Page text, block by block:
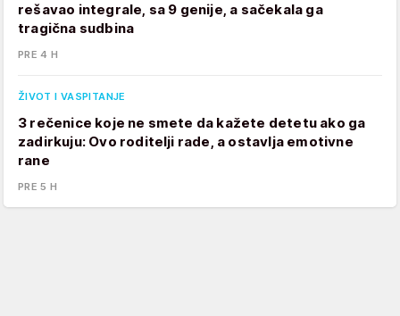
rešavao integrale, sa 9 genije, a sačekala ga
tragična sudbina
PRE 4 H
ŽIVOT I VASPITANJE
3 rečenice koje ne smete da kažete detetu ako ga
zadirkuju: Ovo roditelji rade, a ostavlja emotivne
rane
PRE 5 H